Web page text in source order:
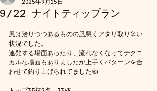
9/22 ナイトティップラン
2025年9月25日
風は治りつつあるものの凪悪くアタリ取り辛い
状況でした。
連発する場面あったり、流れなくなってテクニ
カルな場面もありましたが上手くパターンを合
わせて釣り上げられてました👍